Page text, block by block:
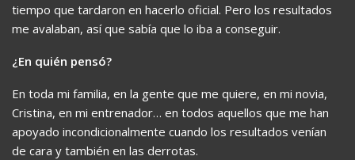
tiempo que tardaron en hacerlo oficial. Pero los resultados
me avalaban, así que sabía que lo iba a conseguir.
¿En quién pensó?
En toda mi familia, en la gente que me quiere, en mi novia,
Cristina, en mi entrenador… en todos aquellos que me han
apoyado incondicionalmente cuando los resultados venían
de cara y también en las derrotas.